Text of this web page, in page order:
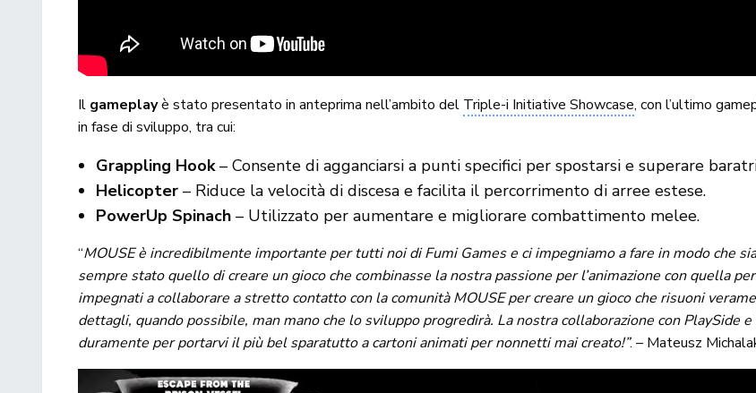
Il gameplayè stato presentato in anteprima nell’ambito del Triple-i Initiative Showcase, con l’ultimo
in fase di sviluppo, tra cui:
Grappling Hook– Consente di agganciarsi a punti specifici per spostarsi e superare
Helicopter – Riduce la velocità di discesa e facilita il percorrimento di arree estese.
PowerUp Spinach – Utilizzato per aumentare e migliorare combattimento melee.
“MOUSE è incredibilmente importante per tutti noi di Fumi Games e ci impegniamo a fare in modo che
sempre stato quello di creare un gioco che combinasse la nostra passione per l’animazione con quella
impegnati a collaborare a stretto contatto con la comunità MOUSE per creare un gioco che risuoni
dettagli, quando possibile, man mano che lo sviluppo progredirà. La nostra collaborazione con PlaySide
duramente per portarvi il più bel sparatutto a cartoni animati per nonnetti mai creato!”. – Mateusz